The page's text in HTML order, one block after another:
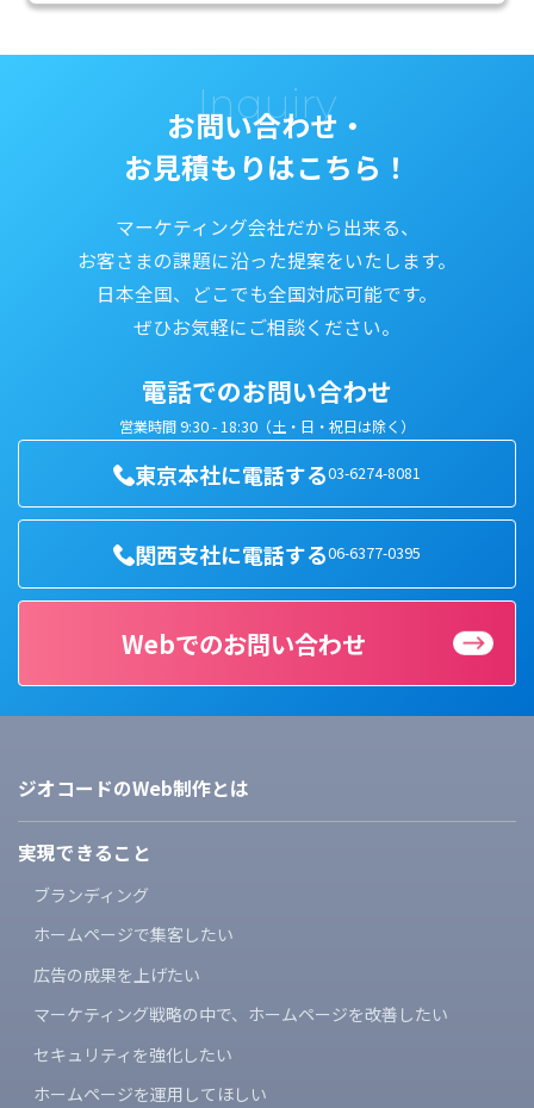
Inquiry
お問い合わせ・
お見積もりはこちら！
マーケティング会社だから出来る、
お客さまの課題に沿った提案をいたします。
日本全国、どこでも全国対応可能です。
ぜひお気軽にご相談ください。
電話でのお問い合わせ
営業時間 9:30 - 18:30（土・日・祝日は除く）
東京本社に電話する03-6274-8081
関西支社に電話する06-6377-0395
Webでのお問い合わせ
ジオコードのWeb制作とは
実現できること
ブランディング
ホームページで集客したい
広告の成果を上げたい
マーケティング戦略の中で、 ホームページを改善したい
セキュリティを強化したい
ホームページを運用してほしい